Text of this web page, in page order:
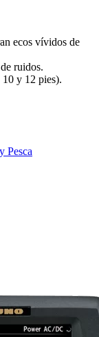
ecos vívidos de
ruidos.
10 y 12 pies).
Pesca